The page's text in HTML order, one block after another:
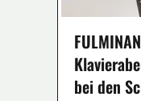
bei den